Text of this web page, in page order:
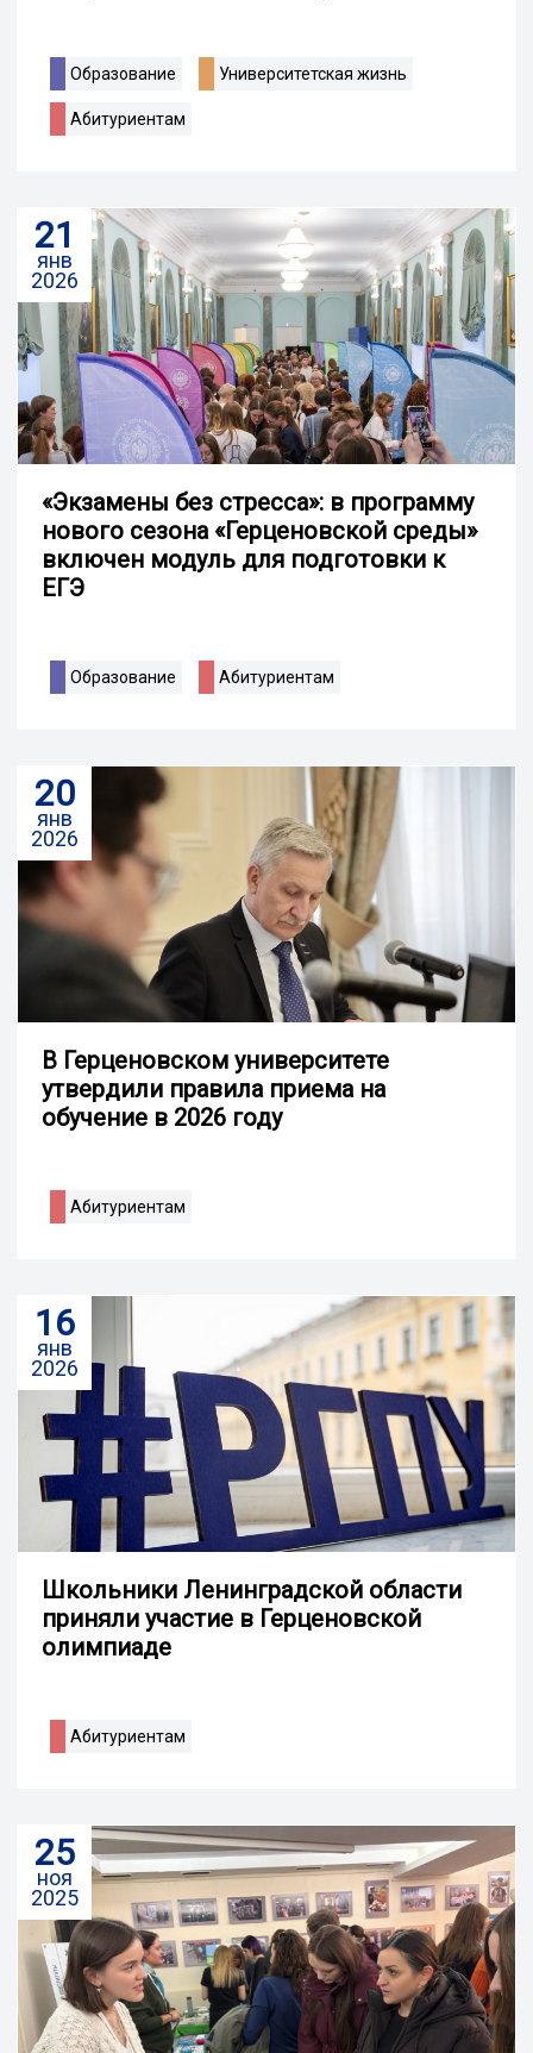
Образование Университетская жизнь
Абитуриентам
21
янв
2026
«Экзамены без стресса»: в программу
нового сезона «Герценовской среды»
включен модуль для подготовки к
ЕГЭ
Образование Абитуриентам
20
янв
2026
В Герценовском университете
утвердили правила приема на
обучение в 2026 году
Абитуриентам
16
янв
2026
Школьники Ленинградской области
приняли участие в Герценовской
олимпиаде
Абитуриентам
25
ноя
2025